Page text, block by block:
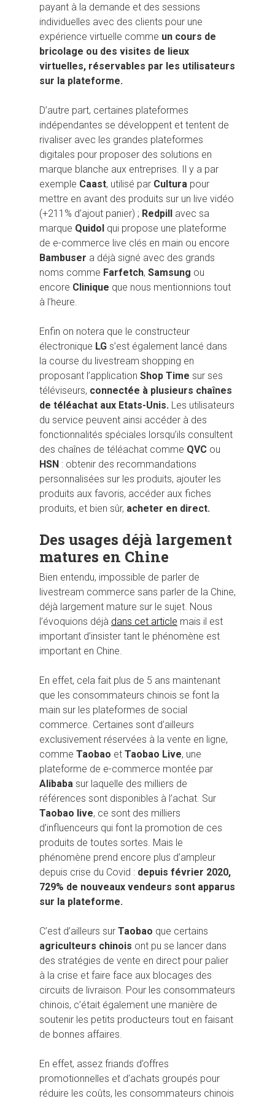
payant à la demande et des sessions
individuelles avec des clients pour une
expérience virtuelle comme un cours de
bricolage ou des visites de lieux
virtuelles, réservables par les utilisateurs
sur la plateforme.
D’autre part, certaines plateformes
indépendantes se développent et tentent de
rivaliser avec les grandes plateformes
digitales pour proposer des solutions en
marque blanche aux entreprises. Il y a par
exemple Caast, utilisé par Cultura pour
mettre en avant des produits sur un live vidéo
(+211% d’ajout panier) ; Redpill avec sa
marque Quidol qui propose une plateforme
de e-commerce live clés en main ou encore
Bambuser a déjà signé avec des grands
noms comme Farfetch, Samsung ou
encore Clinique que nous mentionnions tout
à l’heure.
Enfin on notera que le constructeur
électronique LG s’est également lancé dans
la course du livestream shopping en
proposant l’application Shop Time sur ses
téléviseurs, connectée à plusieurs chaînes
de téléachat aux Etats-Unis. Les utilisateurs
du service peuvent ainsi accéder à des
fonctionnalités spéciales lorsqu’ils consultent
des chaînes de téléachat comme QVC ou
HSN : obtenir des recommandations
personnalisées sur les produits, ajouter les
produits aux favoris, accéder aux fiches
produits, et bien sûr, acheter en direct.
Des usages déjà largement
matures en Chine
Bien entendu, impossible de parler de
livestream commerce sans parler de la Chine,
déjà largement mature sur le sujet. Nous
l’évoquions déjà dans cet article mais il est
important d’insister tant le phénomène est
important en Chine.
En effet, cela fait plus de 5 ans maintenant
que les consommateurs chinois se font la
main sur les plateformes de social
commerce. Certaines sont d’ailleurs
exclusivement réservées à la vente en ligne,
comme Taobao et Taobao Live, une
plateforme de e-commerce montée par
Alibaba sur laquelle des milliers de
références sont disponibles à l’achat. Sur
Taobao live, ce sont des milliers
d’influenceurs qui font la promotion de ces
produits de toutes sortes. Mais le
phénomène prend encore plus d’ampleur
depuis crise du Covid : depuis février 2020,
729% de nouveaux vendeurs sont apparus
sur la plateforme.
C’est d’ailleurs sur Taobao que certains
agriculteurs chinois ont pu se lancer dans
des stratégies de vente en direct pour palier
à la crise et faire face aux blocages des
circuits de livraison. Pour les consommateurs
chinois, c’était également une manière de
soutenir les petits producteurs tout en faisant
de bonnes affaires.
En effet, assez friands d’offres
promotionnelles et d’achats groupés pour
réduire les coûts, les consommateurs chinois